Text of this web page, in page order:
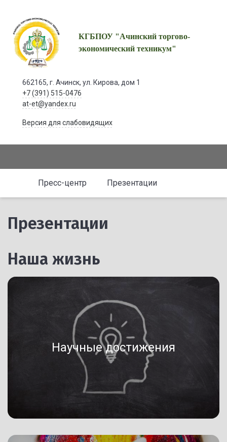
КГБПОУ "Ачинский торгово-
экономический техникум"
662165, г. Ачинск, ул. Кирова, дом 1
+7 (391) 515-0476
at-et@yandex.ru
Версия для слабовидящих
Пресс-центр Презентации
Презентации
Наша жизнь
Научные достижения